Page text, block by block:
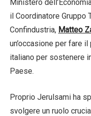
Ministero
il Coordinatore Gruppo
Confindustria, Matteo
un’occasione per fare
italiano per sostenere
Paese.
Proprio Jerulsami ha
svolgere un ruolo